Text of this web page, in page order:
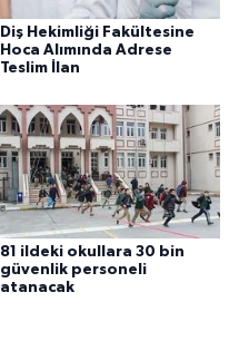
Diş Hekimliği Fakültesine
Hoca Alımında Adrese
Teslim İlan
81 ildeki okullara 30 bin
güvenlik personeli
atanacak